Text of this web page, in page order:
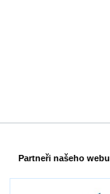
Partneři našeho